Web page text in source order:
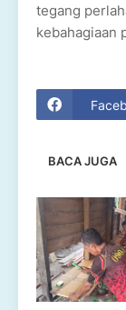
tegang
kebahagiaan
BACA JUGA